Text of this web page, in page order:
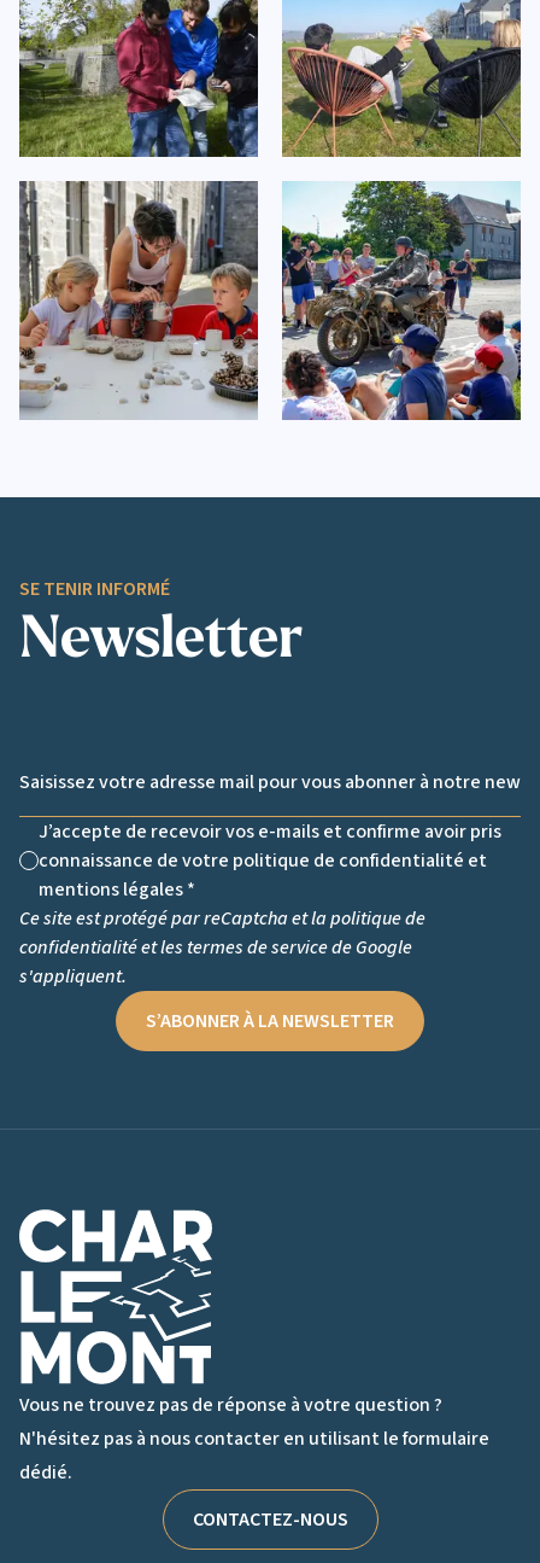
SE TENIR INFORMÉ
Newsletter
Non cochée
J’accepte de recevoir vos e-mails et confirme avoir pris
connaissance de votre politique de confidentialité et
mentions légales *
Ce site est protégé par reCaptcha et lapolitique de
confidentialitéet les termes de servicede Google
s'appliquent.
S’ABONNER À LA NEWSLETTER
Logo de Charlemont
Vous ne trouvez pas de réponse à votre question ?
N'hésitez pas à nous contacter en utilisant le formulaire
dédié.
CONTACTEZ-NOUS